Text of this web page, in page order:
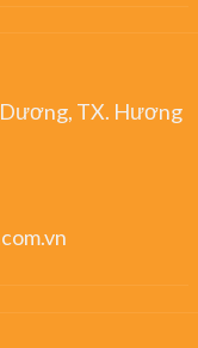
TX. Hương